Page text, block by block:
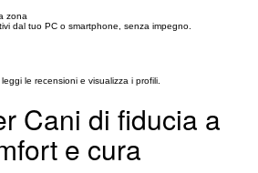
zona
dal tuo PC o smartphone, senza impegno.
le recensioni e visualizza i profili.
Cani di fiducia a
e cura